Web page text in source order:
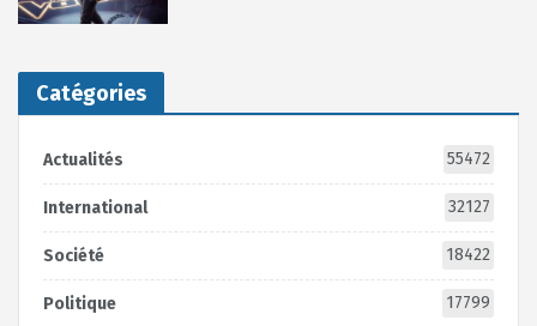
Catégories
Actualités 55472
International 32127
Société 18422
Politique 17799